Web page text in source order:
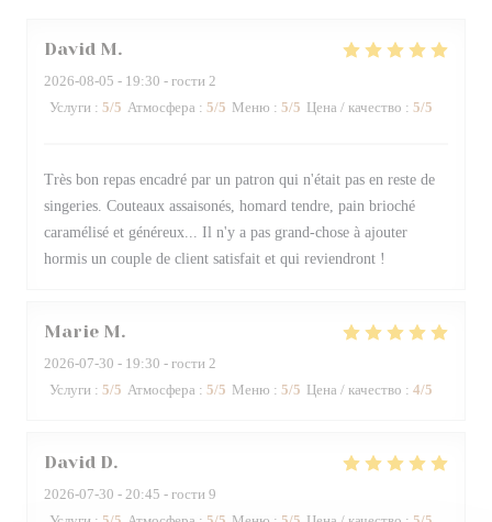
David M
2026-08-05 - 19:30 - гости 2
Услуги : 5/5 Атмосфера : 5/5 Меню : 5/5 Цена / качество : 5/5
Très bon repas encadré par un patron qui n'était pas en reste de
singeries. Couteaux assaisonés, homard tendre, pain brioché
caramélisé et généreux... Il n'y a pas grand-chose à ajouter
hormis un couple de client satisfait et qui reviendront !
Marie M
2026-07-30 - 19:30 - гости 2
Услуги : 5/5 Атмосфера : 5/5 Меню : 5/5 Цена / качество : 4/5
David D
2026-07-30 - 20:45 - гости 9